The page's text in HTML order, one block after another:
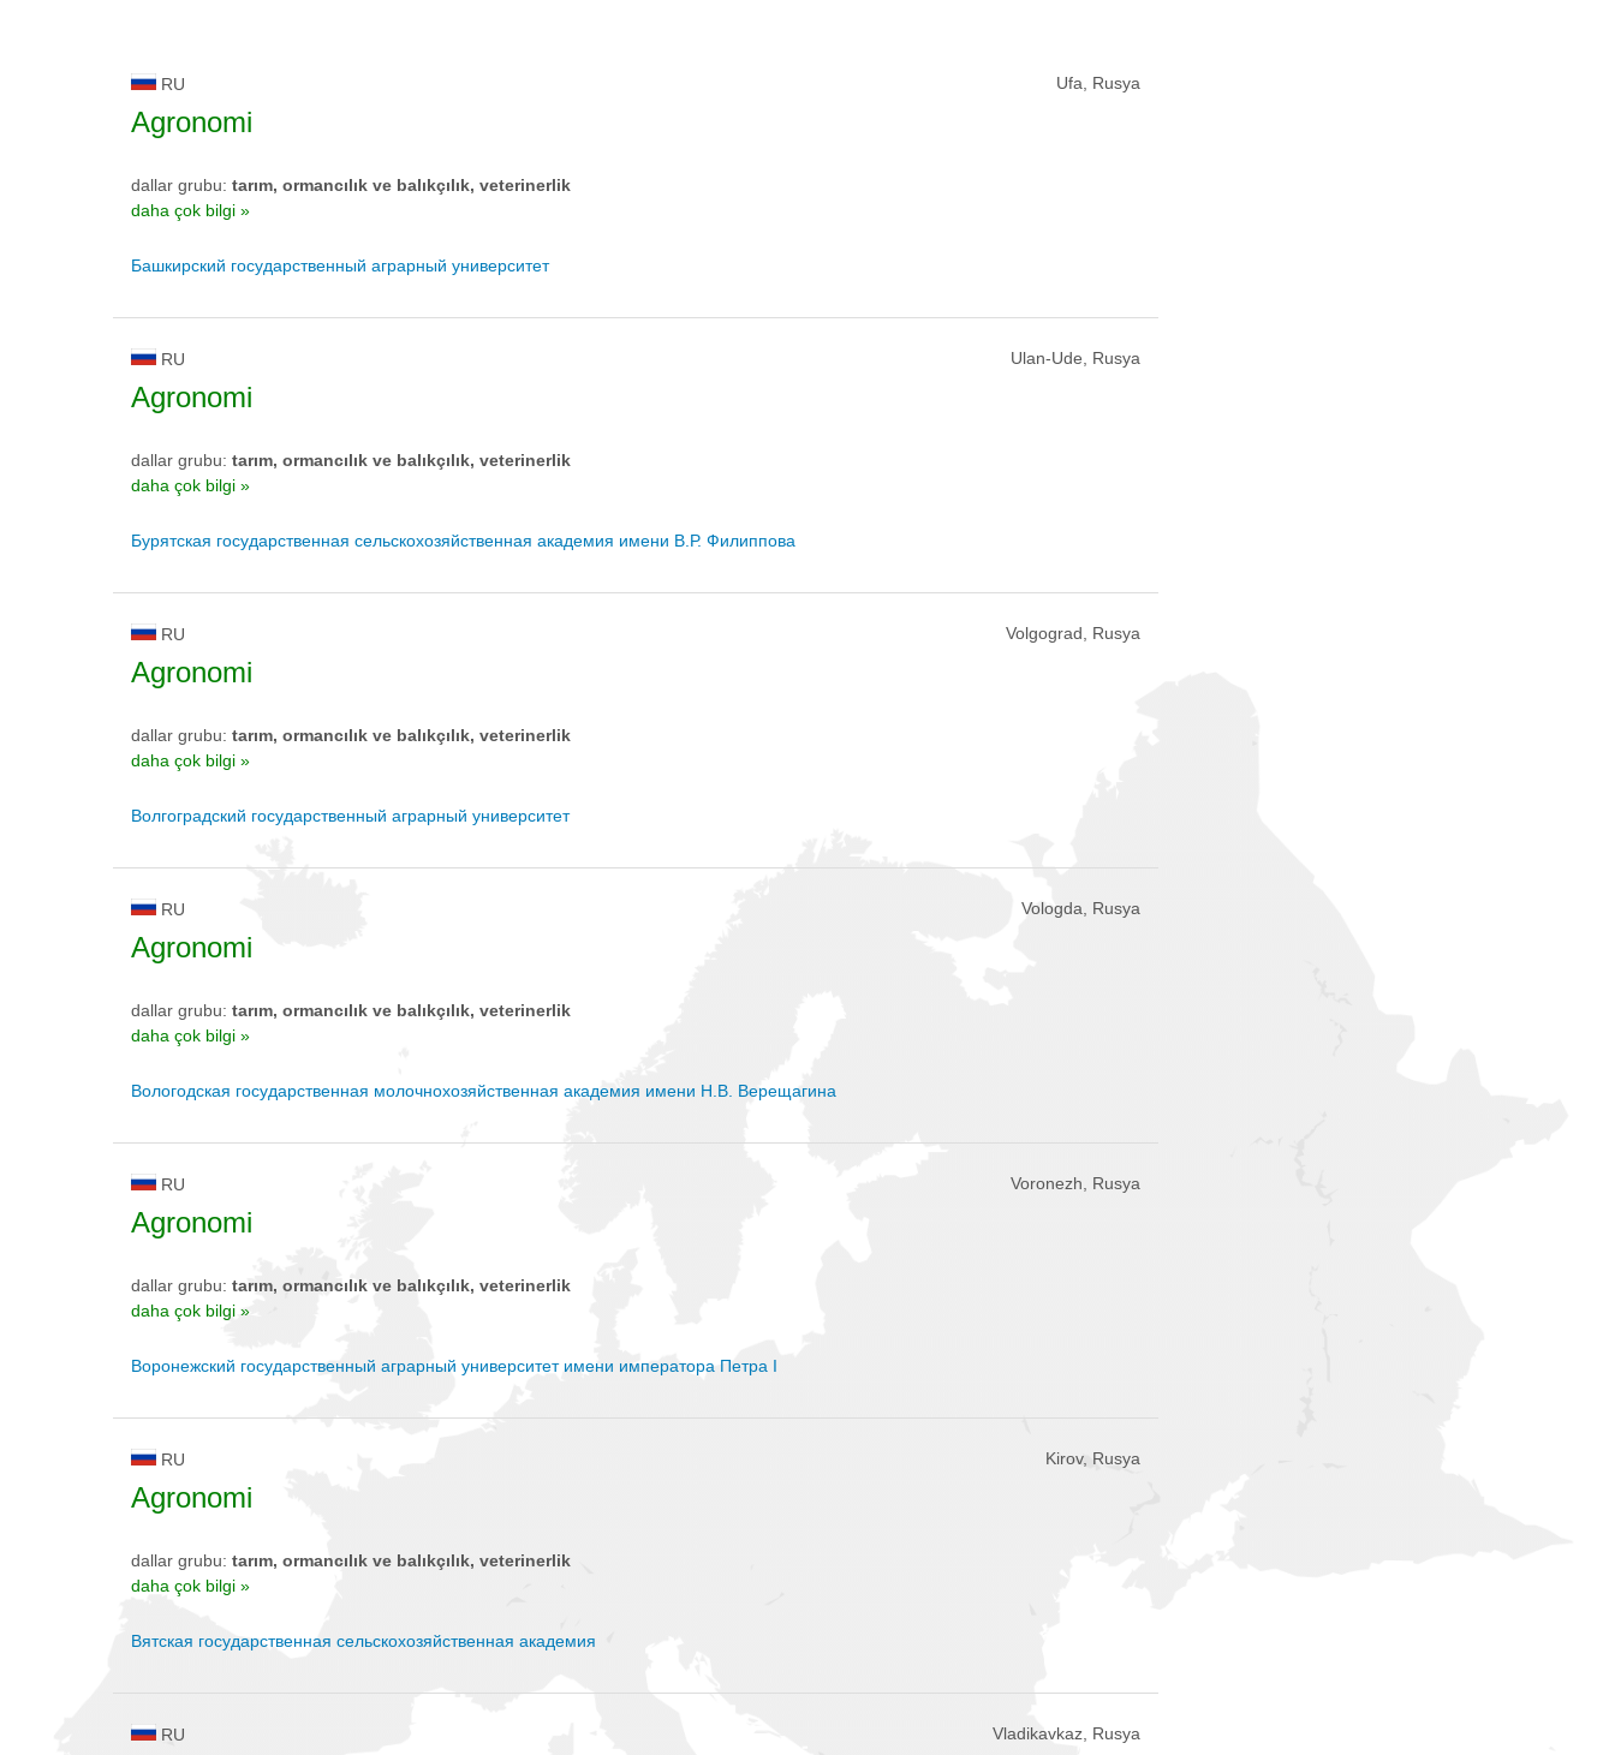
RU Ufa, Rusya
Agronomi
dallar grubu: tarım, ormancılık ve balıkçılık, veterinerlik
daha çok bilgi »
Башкирский государственный аграрный университет
RU Ulan-Ude, Rusya
Agronomi
dallar grubu: tarım, ormancılık ve balıkçılık, veterinerlik
daha çok bilgi »
Бурятская государственная сельскохозяйственная академия имени В.Р. Филиппова
RU Volgograd, Rusya
Agronomi
dallar grubu: tarım, ormancılık ve balıkçılık, veterinerlik
daha çok bilgi »
Волгоградский государственный аграрный университет
RU Vologda, Rusya
Agronomi
dallar grubu: tarım, ormancılık ve balıkçılık, veterinerlik
daha çok bilgi »
Вологодская государственная молочнохозяйственная академия имени Н.В. Верещагина
RU Voronezh, Rusya
Agronomi
dallar grubu: tarım, ormancılık ve balıkçılık, veterinerlik
daha çok bilgi »
Воронежский государственный аграрный университет имени императора Петра I
RU Kirov, Rusya
Agronomi
dallar grubu: tarım, ormancılık ve balıkçılık, veterinerlik
daha çok bilgi »
Вятская государственная сельскохозяйственная академия
RU Vladikavkaz, Rusya